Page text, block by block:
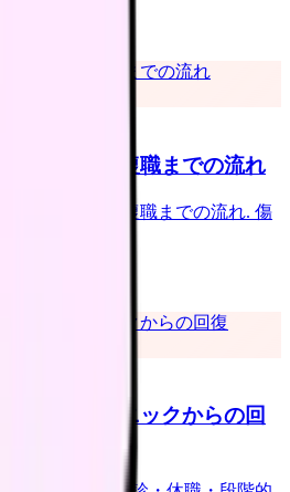
・給付金・復職までの流れ
き・給付金・復職までの流れ. 傷
給.
務恐怖・パニックからの回